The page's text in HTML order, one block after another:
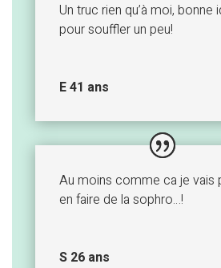
Un truc rien qu’à moi, bonne
pour souffler un peu!
E 41 ans
Au moins comme ca je vais
en faire de la sophro…!
S 26 ans